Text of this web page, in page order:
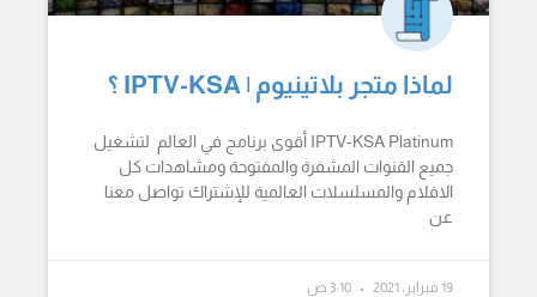
لماذا متجر بلاتينيوم | IPTV-KSA ؟
IPTV-KSA Platinum أقوى برنامج في العالم لتشغيل
جميع القنوات المشفرة والمفتوحة ومشاهدات كل
الافلام والمسلسلات العالمية للإشتراك تواصل معنا
عن
19 فبراير، 2021